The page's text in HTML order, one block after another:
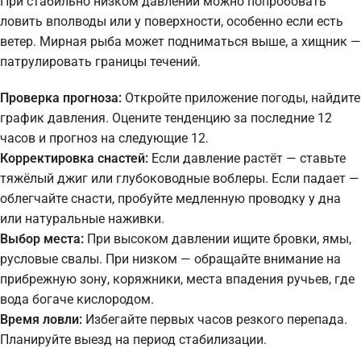
ловить вполводы или у поверхности, особенно если есть
ветер. Мирная рыба может подниматься выше, а хищник —
патрулировать границы течений.
Проверка прогноза: Откройте приложение погоды, найдите
график давления. Оцените тенденцию за последние 12
часов и прогноз на следующие 12.
Корректировка снастей: Если давление растёт — ставьте
тяжёлый джиг или глубоководные воблеры. Если падает —
облегчайте снасти, пробуйте медленную проводку у дна
или натуральные наживки.
Выбор места: При высоком давлении ищите бровки, ямы,
русловые свалы. При низком — обращайте внимание на
прибрежную зону, коряжники, места впадения ручьев, где
вода богаче кислородом.
Время ловли: Избегайте первых часов резкого перепада.
Планируйте выезд на период стабилизации.